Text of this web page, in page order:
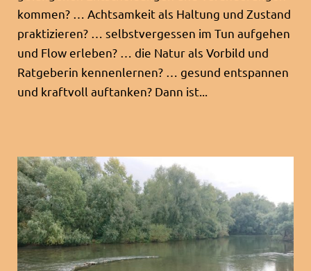
kommen? … Achtsamkeit als Haltung und Zustand
praktizieren? … selbstvergessen im Tun aufgehen
und Flow erleben? … die Natur als Vorbild und
Ratgeberin kennenlernen? … gesund entspannen
und kraftvoll auftanken? Dann ist...